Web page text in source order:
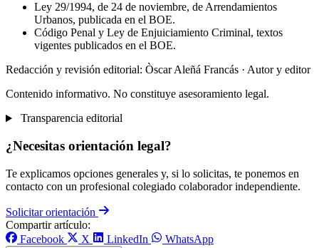
Ley 29/1994, de 24 de noviembre, de Arrendamientos
Urbanos, publicada en el BOE.
Código Penal y Ley de Enjuiciamiento Criminal, textos
vigentes publicados en el BOE.
Redacción y revisión editorial: Òscar Aleñá Francás · Autor y editor
Contenido informativo. No constituye asesoramiento legal.
Transparencia editorial
¿Necesitas orientación legal?
Te explicamos opciones generales y, si lo solicitas, te ponemos en
contacto con un profesional colegiado colaborador independiente.
Solicitar orientación
Compartir artículo:
Facebook
X LinkedIn WhatsApp